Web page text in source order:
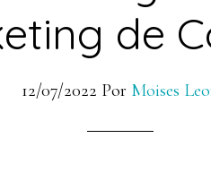
de
12/07/2022 Por Moises